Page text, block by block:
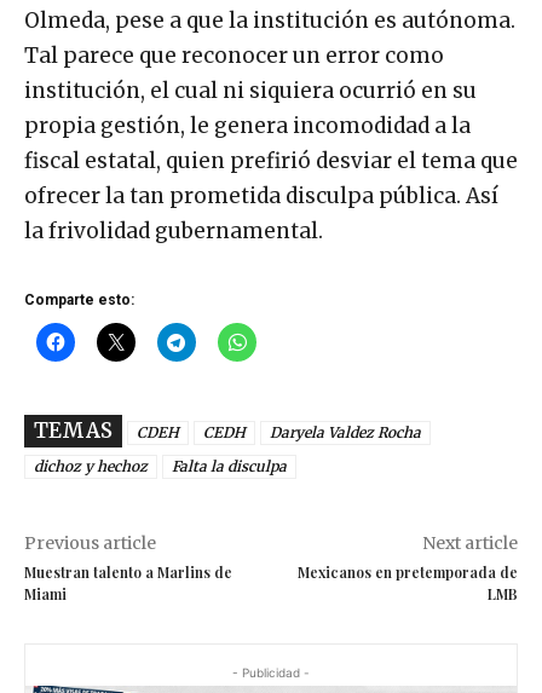
Olmeda, pese a que la institución es autónoma.
Tal parece que reconocer un error como
institución, el cual ni siquiera ocurrió en su
propia gestión, le genera incomodidad a la
fiscal estatal, quien prefirió desviar el tema que
ofrecer la tan prometida disculpa pública. Así
la frivolidad gubernamental.
Comparte esto:
TEMAS CDEH CEDH
Daryela Valdez Rocha
dichoz y hechoz
Falta la disculpa
Previous article
Muestran talento a Marlins de
Miami
Next article
Mexicanos en pretemporada de
LMB
- Publicidad -